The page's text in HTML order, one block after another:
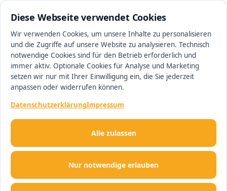
Diese Webseite verwendet Cookies
Wir verwenden Cookies, um unsere Inhalte zu personalisieren
und die Zugriffe auf unsere Website zu analysieren. Technisch
notwendige Cookies sind für den Betrieb erforderlich und
immer aktiv. Optionale Cookies für Analyse und Marketing
setzen wir nur mit Ihrer Einwilligung ein, die Sie jederzeit
anpassen oder widerrufen können.
DatenschutzerklärungImpressum
Nur notwendige erlauben
Alle zulassen